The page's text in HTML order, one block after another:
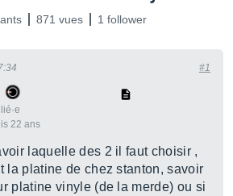
871 vues 1 follower
22 ans
#1
laquelle des 2 il faut choisir ,
la platine de chez stanton, savoir
platine vinyle (de la merde) ou si